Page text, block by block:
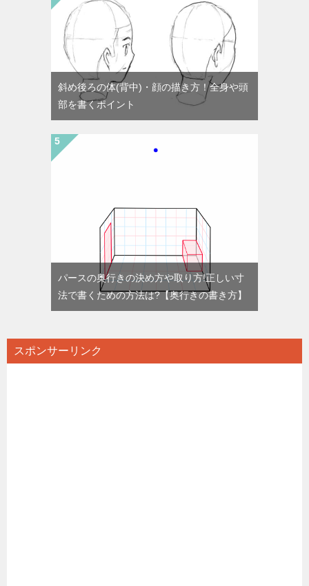
斜め後ろの体(背中)・顔の描き方！全身や頭
部を書くポイント
パースの奥行きの決め方や取り方!正しい寸
法で書くための方法は?【奥行きの書き方】
スポンサーリンク